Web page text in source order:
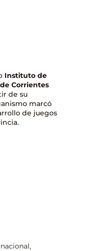
Instituto de
Corrientes
de su
marcó
de juegos